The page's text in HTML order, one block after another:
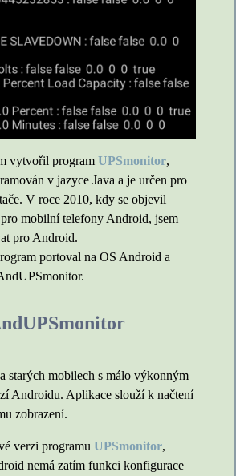
vytvořil program UPSmonitor,
v jazyce Java a je určen pro
V roce 2010, kdy se objevil
mobilní telefony Android, jsem
pro Android.
portoval na OS Android a
starých mobilech s málo výkonným
Androidu. Aplikace slouží k načtení
zobrazení.
verzi programu UPSmonitor,
nemá zatím funkci konfigurace